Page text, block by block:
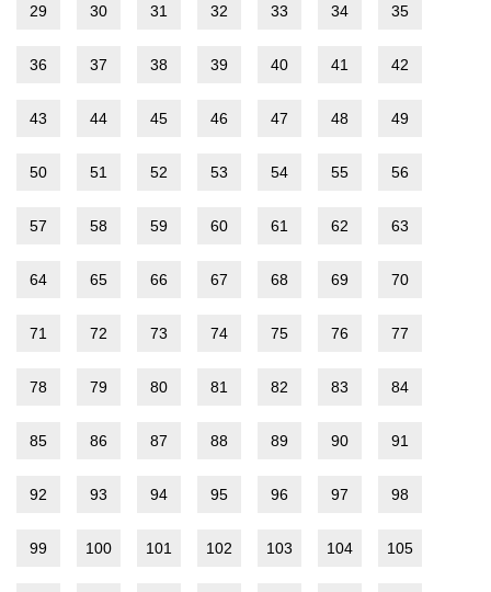
29 30 31 32 33 34 35
36 37 38 39 40 41 42
43 44 45 46 47 48 49
50 51 52 53 54 55 56
57 58 59 60 61 62 63
64 65 66 67 68 69 70
71 72 73 74 75 76 77
78 79 80 81 82 83 84
85 86 87 88 89 90 91
92 93 94 95 96 97 98
99 100 101 102 103 104 105